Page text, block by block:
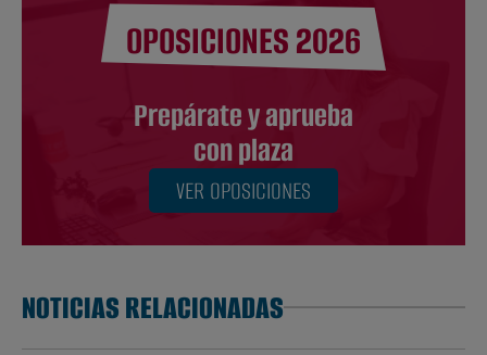
OPOSICIONES 2026
Prepárate y aprueba
con plaza
VER OPOSICIONES
NOTICIAS RELACIONADAS